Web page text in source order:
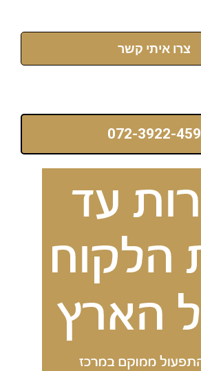
צרו איתי קשר
072-3922-459